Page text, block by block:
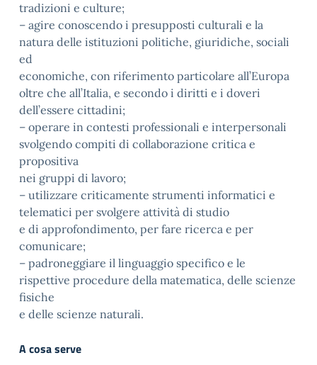
tradizioni e culture;
– agire conoscendo i presupposti culturali e la
natura delle istituzioni politiche, giuridiche, sociali
ed
economiche, con riferimento particolare all’Europa
oltre che all’Italia, e secondo i diritti e i doveri
dell’essere cittadini;
– operare in contesti professionali e interpersonali
svolgendo compiti di collaborazione critica e
propositiva
nei gruppi di lavoro;
– utilizzare criticamente strumenti informatici e
telematici per svolgere attività di studio
e di approfondimento, per fare ricerca e per
comunicare;
– padroneggiare il linguaggio specifico e le
rispettive procedure della matematica, delle scienze
fisiche
e delle scienze naturali.
A cosa serve